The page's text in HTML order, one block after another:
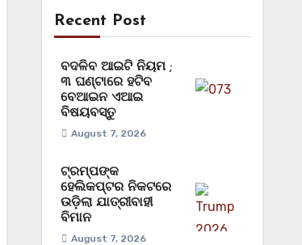
Recent Post
ବଦଳିବ ଆଇଟି ନିୟମ ;
୩ ଘଣ୍ଟାରେ ହଟିବ
ବେଆଇନ ଏଆଇ
ବିଷୟବସ୍ତୁ
August 7, 2026
ଟ୍ରମ୍ପଙ୍କ
ହେଲିକପ୍ଟର ନିକଟରେ
ଉଡ଼ିଲା ଯାତ୍ରୀବାହୀ
ବିମାନ
August 7, 2026